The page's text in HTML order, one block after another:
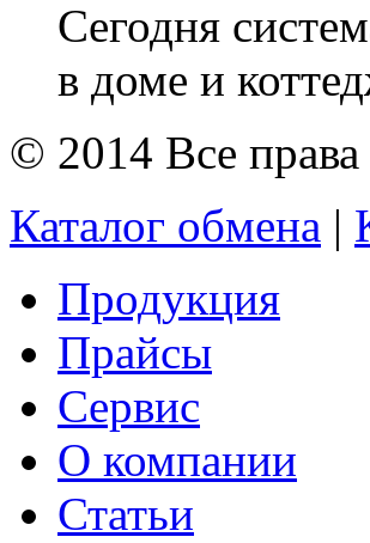
Сегодня
в доме и
© 2014 Все
Каталог обмена |
Продукция
Прайсы
Сервис
О компании
Статьи